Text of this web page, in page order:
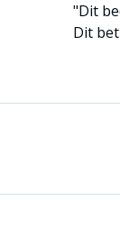
"Dit
Dit